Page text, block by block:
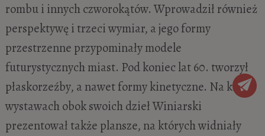
rombu i innych czworokątów. Wprowadził również
perspektywę i trzeci wymiar, a jego formy
przestrzenne przypominały modele
futurystycznych miast. Pod koniec lat 60. tworzył
płaskorzeźby, a nawet formy kinetyczne. Na kilku
wystawach obok swoich dzieł Winiarski
prezentował także plansze, na których widniały